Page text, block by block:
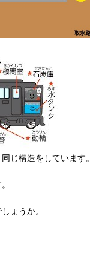
じ構造をしています。
ょうか。